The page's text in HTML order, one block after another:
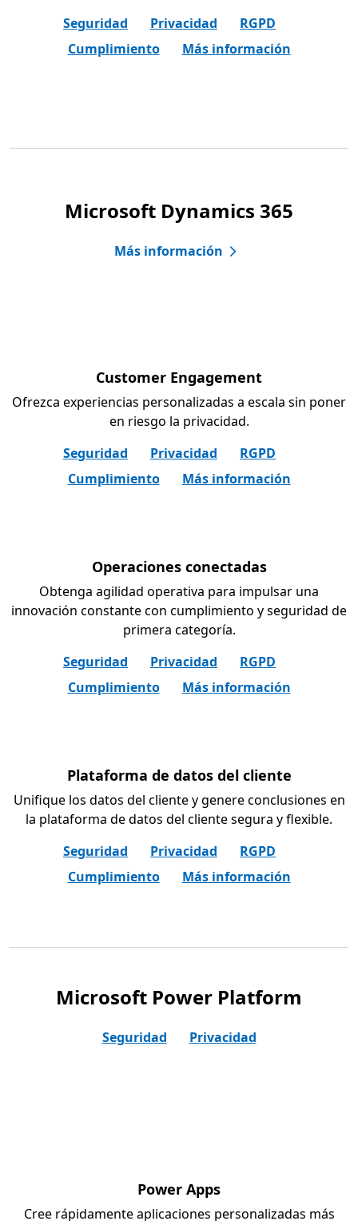
Seguridad
Privacidad
RGPD
Cumplimiento
Más información
Microsoft Dynamics 365
Más información
Customer Engagement
Ofrezca experiencias personalizadas a escala sin poner
en riesgo la privacidad.
Seguridad
Privacidad
RGPD
Cumplimiento
Más información
Operaciones conectadas
Obtenga agilidad operativa para impulsar una
innovación constante con cumplimiento y seguridad de
primera categoría.
Seguridad
Privacidad
RGPD
Cumplimiento
Más información
Plataforma de datos del cliente
Unifique los datos del cliente y genere conclusiones en
la plataforma de datos del cliente segura y flexible.
Seguridad
Privacidad
RGPD
Cumplimiento
Más información
Microsoft Power Platform
Seguridad Privacidad
Power Apps
Cree rápidamente aplicaciones personalizadas más